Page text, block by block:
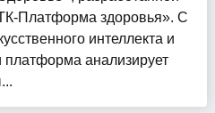
Платформа здоровья». С
интеллекта и
платформа анализирует